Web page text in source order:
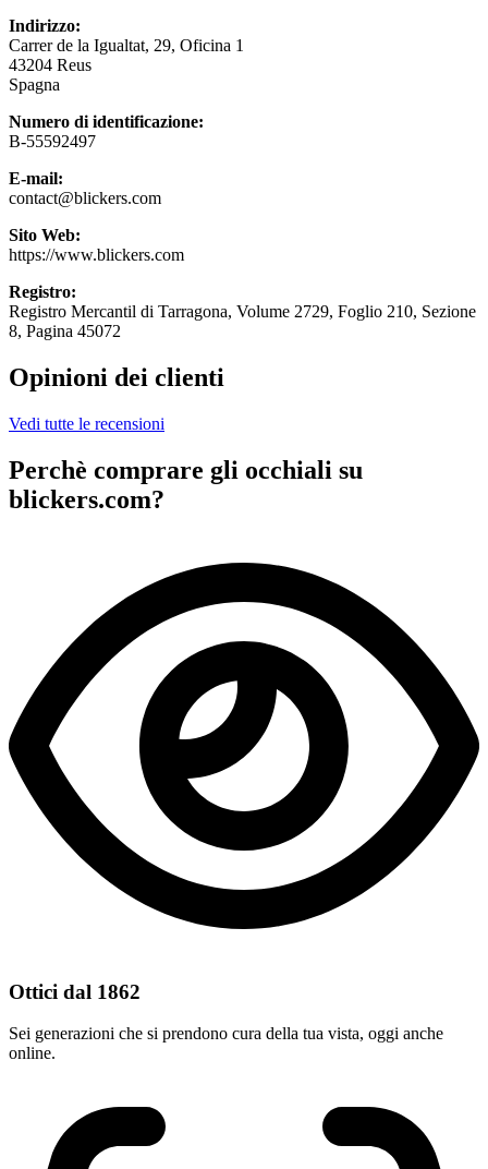
Indirizzo:
Carrer de la Igualtat, 29, Oficina 1
43204 Reus
Spagna
Numero di identificazione:
B-55592497
E-mail:
contact@blickers.com
Sito Web:
https://www.blickers.com
Registro:
Registro Mercantil di Tarragona, Volume 2729, Foglio 210, Sezione
8, Pagina 45072
Opinioni dei clienti
Vedi tutte le recensioni
Perchè comprare gli occhiali su
blickers.com?
Ottici dal 1862
Sei generazioni che si prendono cura della tua vista, oggi anche
online.